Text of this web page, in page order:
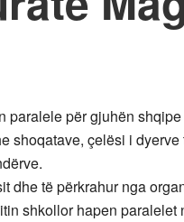
paralele për gjuhën
shoqatave, çelësi i
dhe të përkrahur nga
shkollor hapen